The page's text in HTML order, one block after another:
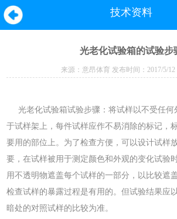
技术资料
光老化试验箱的试验步
来源： 意昂体育 发布时间：2017/5/12
光老化试验箱试验步骤：将试样以不受任何
于试样架上，每件试样应作不易消除的标记，
要用的部位上。为了检查方便，可以设计试样
要，在试样被用于测定颜色和外观的变化试验
用不透明物遮盖每个试样的一部分，以比较遮
检查试样的暴露过程是有用的。但试验结果应
暗处的对照试样的比较为准。